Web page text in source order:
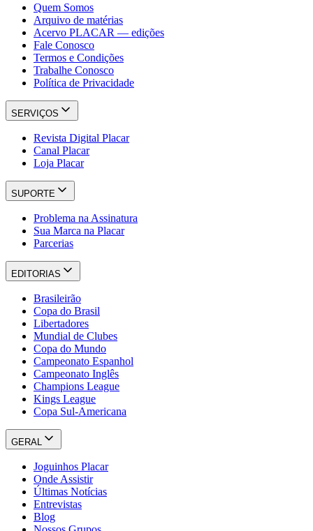
Quem Somos
Arquivo de matérias
Acervo PLACAR — edições
Fale Conosco
Termos e Condições
Trabalhe Conosco
Política de Privacidade
SERVIÇOS
Revista Digital Placar
Canal Placar
Loja Placar
SUPORTE
Problema na Assinatura
Sua Marca na Placar
Parcerias
EDITORIAS
Brasileirão
Copa do Brasil
Libertadores
Mundial de Clubes
Copa do Mundo
Campeonato Espanhol
Campeonato Inglês
Champions League
Kings League
Copa Sul-Americana
GERAL
Joguinhos Placar
Onde Assistir
Últimas Notícias
Entrevistas
Blog